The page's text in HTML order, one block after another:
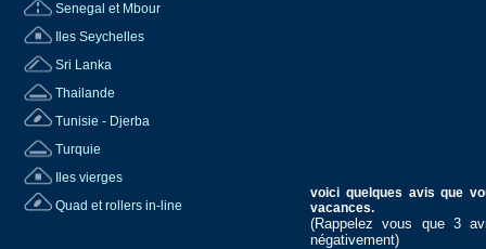
Senegal et Mbour
Iles Seychelles
Sri Lanka
Thailande
Tunisie - Djerba
Turquie
Iles vierges
Quad et rollers in-line
voici quelques avis que
vacances.
(Rappelez vous que 3
négativement)